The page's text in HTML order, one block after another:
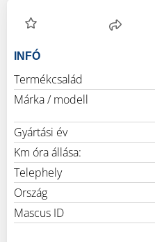
INFÓ
Termékcsalád
Márka / modell
Gyártási év
Km óra állása:
Telephely
Ország
Mascus ID